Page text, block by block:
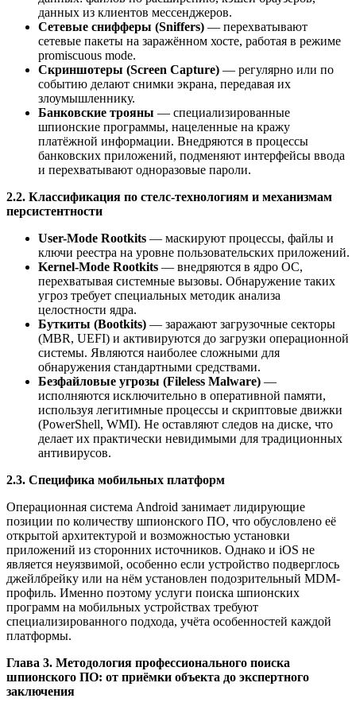
данных из клиентов мессенджеров.
Сетевые снифферы (Sniffers) — перехватывают
сетевые пакеты на заражённом хосте, работая в режиме
promiscuous mode.
Скриншотеры (Screen Capture) — регулярно или по
событию делают снимки экрана, передавая их
злоумышленнику.
Банковские трояны — специализированные
шпионские программы, нацеленные на кражу
платёжной информации. Внедряются в процессы
банковских приложений, подменяют интерфейсы ввода
и перехватывают одноразовые пароли.
2.2. Классификация по стелс-технологиям и механизмам
персистентности
User-Mode Rootkits — маскируют процессы, файлы и
ключи реестра на уровне пользовательских приложений.
Kernel-Mode Rootkits — внедряются в ядро ОС,
перехватывая системные вызовы. Обнаружение таких
угроз требует специальных методик анализа
целостности ядра.
Буткиты (Bootkits) — заражают загрузочные секторы
(MBR, UEFI) и активируются до загрузки операционной
системы. Являются наиболее сложными для
обнаружения стандартными средствами.
Безфайловые угрозы (Fileless Malware) —
исполняются исключительно в оперативной памяти,
используя легитимные процессы и скриптовые движки
(PowerShell, WMI). Не оставляют следов на диске, что
делает их практически невидимыми для традиционных
антивирусов.
2.3. Специфика мобильных платформ
Операционная система Android занимает лидирующие
позиции по количеству шпионского ПО, что обусловлено её
открытой архитектурой и возможностью установки
приложений из сторонних источников. Однако и iOS не
является неуязвимой, особенно если устройство подверглось
джейлбрейку или на нём установлен подозрительный MDM-
профиль. Именно поэтому услуги поиска шпионских
программ на мобильных устройствах требуют
специализированного подхода, учёта особенностей каждой
платформы.
Глава 3. Методология профессионального поиска
шпионского ПО: от приёмки объекта до экспертного
заключения